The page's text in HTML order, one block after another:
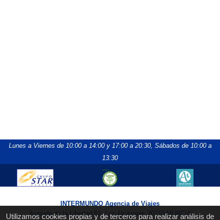
Utilizamos cookies propias y de terceros para realizar análisis de
Lunes a Viernes de 10:00 a 14:00 y 17:00 a 20:30, Sábados de 10:00 a
13:30
INTERMUNDO Agencia de Viajes
Avenida de la Libertad 81, Los Alcázares 30710 MURCIA